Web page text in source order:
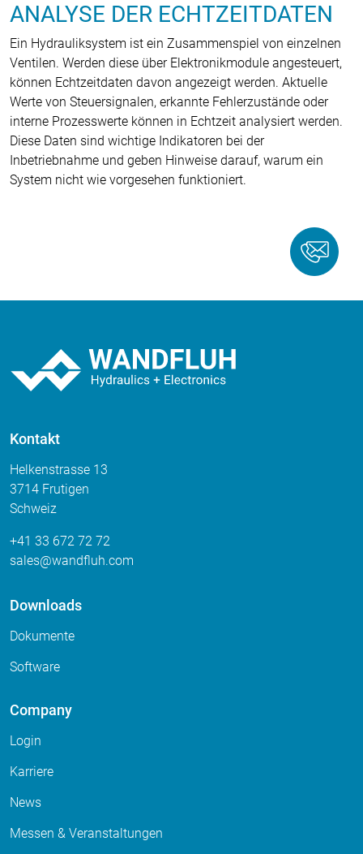
ANALYSE DER ECHTZEITDATEN
Ein Hydrauliksystem ist ein Zusammenspiel von einzelnen
Ventilen. Werden diese über Elektronikmodule angesteuert,
können Echtzeitdaten davon angezeigt werden. Aktuelle
Werte von Steuersignalen, erkannte Fehlerzustände oder
interne Prozesswerte können in Echtzeit analysiert werden.
Diese Daten sind wichtige Indikatoren bei der
Inbetriebnahme und geben Hinweise darauf, warum ein
System nicht wie vorgesehen funktioniert.
Kontakt
Helkenstrasse 13
3714 Frutigen
Schweiz
+41 33 672 72 72
sales
wandfluh com
Downloads
Dokumente
Software
Company
Login
Karriere
News
Messen & Veranstaltungen